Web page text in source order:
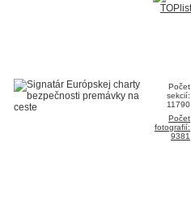
Počet
sekcií:
11790
Počet
fotografií:
9381